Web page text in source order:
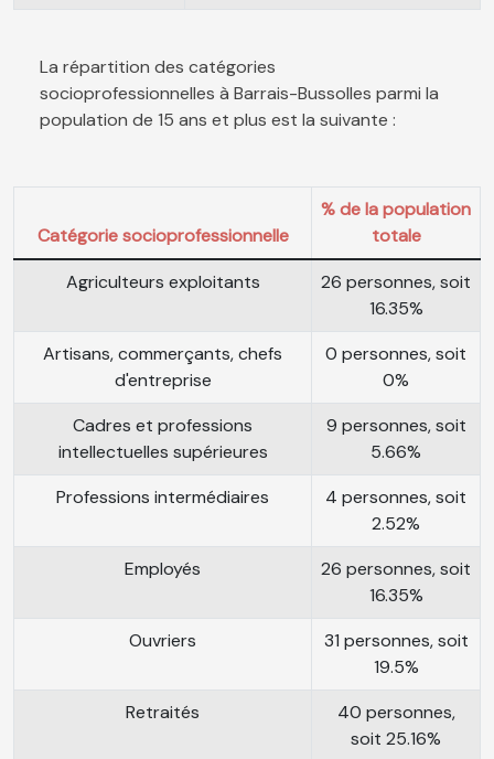
La répartition des catégories
socioprofessionnelles à Barrais-Bussolles parmi la
population de 15 ans et plus est la suivante :
Catégorie socioprofessionnelle
% de la population
totale
Agriculteurs exploitants
26 personnes, soit
16.35%
Artisans, commerçants, chefs
d'entreprise
0 personnes, soit
0%
Cadres et professions
intellectuelles supérieures
9 personnes, soit
5.66%
Professions intermédiaires
4 personnes, soit
2.52%
Employés
26 personnes, soit
16.35%
Ouvriers
31 personnes, soit
19.5%
Retraités
40 personnes,
soit 25.16%